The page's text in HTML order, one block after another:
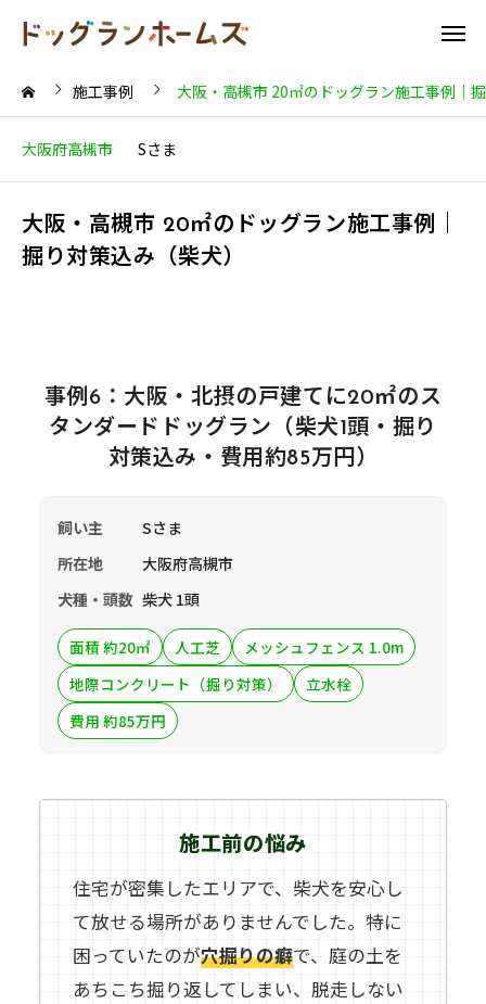
施工事例 大阪・高槻市 20㎡のドッグラン施工事例｜
大阪府高槻市 Sさま
大阪・高槻市 20㎡のドッグラン施工事例｜
掘り対策込み（柴犬）
事例6：大阪・北摂の戸建てに20㎡のス
タンダードドッグラン（柴犬1頭・掘り
対策込み・費用約85万円）
飼い主
Sさま
所在地
大阪府高槻市
犬種・頭数 柴犬 1頭
面積 約20㎡ 人工芝
メッシュフェンス 1.0m
地際コンクリート（掘り対策）
立水栓
費用 約85万円
施工前の悩み
住宅が密集したエリアで、柴犬を安心し
て放せる場所がありませんでした。特に
困っていたのが穴掘りの癖で、庭の土を
あちこち掘り返してしまい、脱走しない